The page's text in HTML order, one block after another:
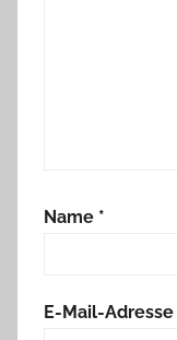
Name *
E-Mail-Adresse